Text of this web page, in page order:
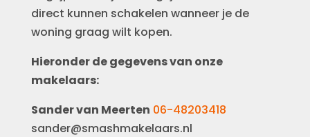
direct kunnen schakelen wanneer je de
woning graag wilt kopen.
Hieronder de gegevens van onze
makelaars:
Sander van Meerten 06-48203418
sander@smashmakelaars.nl